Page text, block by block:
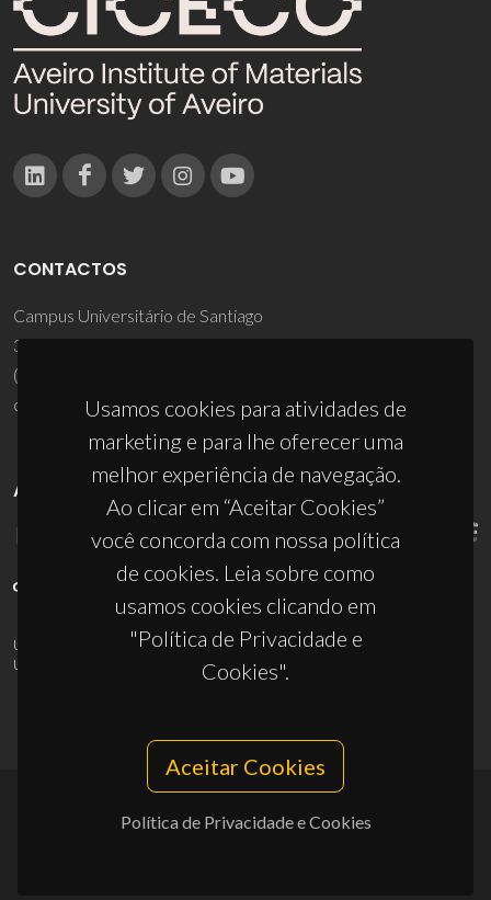
Usamos cookies para atividades de
marketing e para lhe oferecer uma
melhor experiência de navegação.
Ao clicar em “Aceitar Cookies”
você concorda com nossa política
de cookies. Leia sobre como
usamos cookies clicando em
"Política de Privacidade e
Cookies".
Aceitar Cookies
Política de Privacidade e Cookies
CONTACTOS
Campus Universitário de Santiago
3810-193 Aveiro - Portugal
(+351) 234 370 200
ciceco@ua.pt
APOIOS
UID/PRR/50011/2025(DOI:10.54499/UID/PRR/50011/2025
UID/PRR2/50011/2025
10.54499/UID/PRR2/50011/2025
© 2026, CICECO